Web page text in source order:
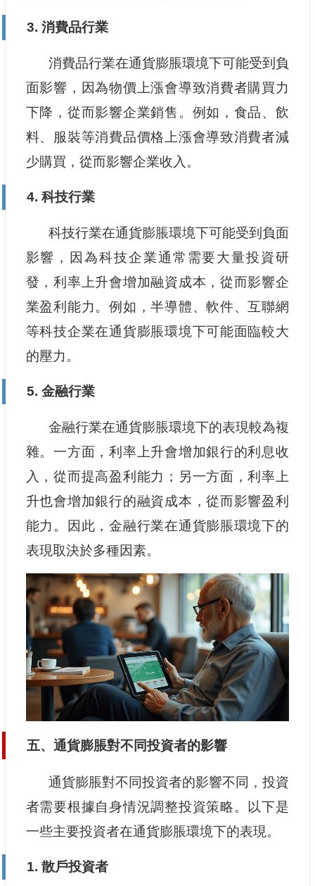
3. 消費品行業
消費品行業在通貨膨脹環境下可能受到負
面影響，因為物價上漲會導致消費者購買力
下降，從而影響企業銷售。例如，食品、飲
料、服裝等消費品價格上漲會導致消費者減
少購買，從而影響企業收入。
4. 科技行業
科技行業在通貨膨脹環境下可能受到負面
影響，因為科技企業通常需要大量投資研
發，利率上升會增加融資成本，從而影響企
業盈利能力。例如，半導體、軟件、互聯網
等科技企業在通貨膨脹環境下可能面臨較大
的壓力。
5. 金融行業
金融行業在通貨膨脹環境下的表現較為複
雜。一方面，利率上升會增加銀行的利息收
入，從而提高盈利能力；另一方面，利率上
升也會增加銀行的融資成本，從而影響盈利
能力。因此，金融行業在通貨膨脹環境下的
表現取決於多種因素。
五、通貨膨脹對不同投資者的影響
通貨膨脹對不同投資者的影響不同，投資
者需要根據自身情況調整投資策略。以下是
一些主要投資者在通貨膨脹環境下的表現。
1. 散戶投資者